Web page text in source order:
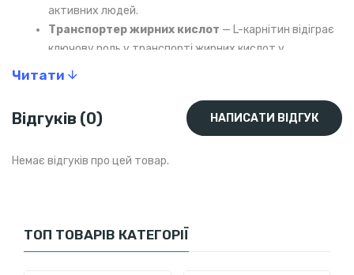
активних людей.
Транспортер жирних кислот — L-карнітин відіграє
ключову роль у транспорті жирних кислот у
мітохондрії, де вони перетворюються на енергію, що
Підвищення витривалості та зменшення втоми—
добавка допомагає зменшити накопичення молочної
прискорює відновлення після тренувань.
Для кого підходить
Читати
Відгуків (0) НАПИСАТИ ВІДГУК
Немає відгуків про цей товар.
ТОП ТОВАРІВ КАТЕГОРІЇ